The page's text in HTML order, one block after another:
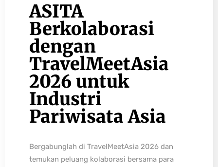
ASITA
Berkolaborasi
dengan
TravelMeetAsia
2026 untuk
Industri
Pariwisata Asia
Bergabunglah di TravelMeetAsia 2026 dan
temukan peluang kolaborasi bersama para